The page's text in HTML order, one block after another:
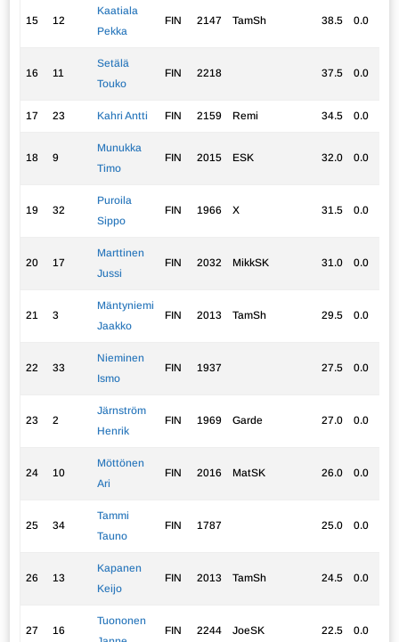
15 12
Kaatiala
Pekka
FIN 2147 TamSh 38.5 0.0
16 11
Setälä
Touko
FIN 2218 37.5 0.0
17 23 Kahri Antti FIN 2159 Remi 34.5 0.0
18 9
Munukka
Timo
FIN 2015 ESK 32.0 0.0
19 32
Puroila
Sippo
FIN 1966 X 31.5 0.0
20 17
Marttinen
Jussi
FIN 2032 MikkSK 31.0 0.0
21 3
Mäntyniemi
Jaakko
FIN 2013 TamSh 29.5 0.0
22 33
Nieminen
Ismo
FIN 1937 27.5 0.0
23 2
Järnström
Henrik
FIN 1969 Garde 27.0 0.0
24 10
Möttönen
Ari
FIN 2016 MatSK 26.0 0.0
25 34
Tammi
Tauno
FIN 1787 25.0 0.0
26 13
Kapanen
Keijo
FIN 2013 TamSh 24.5 0.0
27 16
Tuononen
FIN 2244 JoeSK 22.5 0.0